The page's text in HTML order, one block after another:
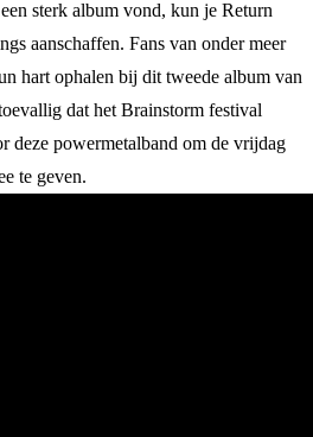
sterk album vond, kun je Return
aanschaffen. Fans van onder meer
hart ophalen bij dit tweede album van
dat het Brainstorm festival
deze powermetalband om de vrijdag
te geven.